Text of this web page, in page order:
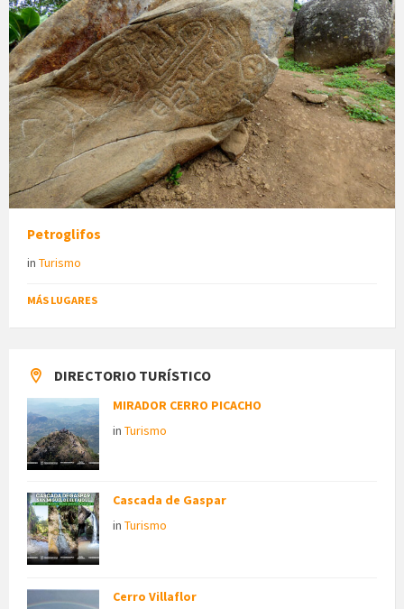
Petroglifos
in Turismo
MÁS LUGARES
DIRECTORIO TURÍSTICO
MIRADOR CERRO PICACHO
in Turismo
Cascada de Gaspar
in Turismo
Cerro Villaflor